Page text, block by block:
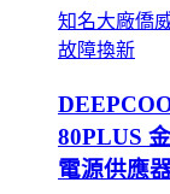
知名大廠僑
故障換新
80PLUS
電源供應